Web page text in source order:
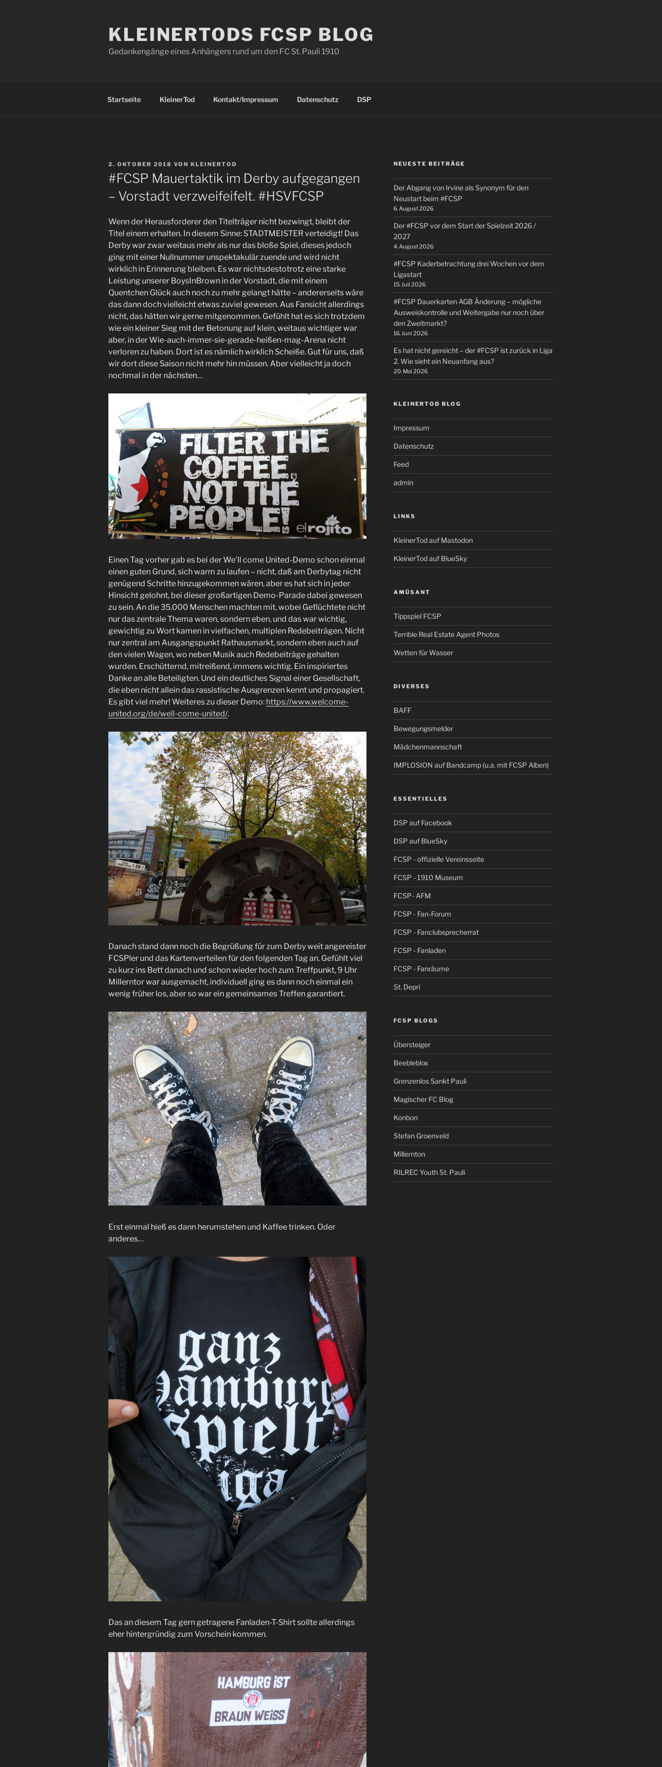
KLEINERTODS FCSP BLOG
Gedankengänge eines Anhängers rund um den FC St. Pauli 1910
Startseite KleinerTod Kontakt/Impressum Datenschutz DSP
VERÖFFENTLICHT
AM
2. OKTOBER 2018 VON KLEINERTOD
#FCSP Mauertaktik im Derby aufgegangen
– Vorstadt verzweifeifelt. #HSVFCSP
Wenn der Herausforderer den Titelträger nicht bezwingt, bleibt der
Titel einem erhalten. In diesem Sinne: STADTMEISTER verteidigt! Das
Derby war zwar weitaus mehr als nur das bloße Spiel, dieses jedoch
ging mit einer Nullnummer unspektakulär zuende und wird nicht
wirklich in Erinnerung bleiben. Es war nichtsdestotrotz eine starke
Leistung unserer BoysInBrown in der Vorstadt, die mit einem
Quentchen Glück auch noch zu mehr gelangt hätte – andererseits wäre
das dann doch vielleicht etwas zuviel gewesen. Aus Fansicht allerdings
nicht, das hätten wir gerne mitgenommen. Gefühlt hat es sich trotzdem
wie ein kleiner Sieg mit der Betonung auf klein, weitaus wichtiger war
aber, in der Wie-auch-immer-sie-gerade-heißen-mag-Arena nicht
verloren zu haben. Dort ist es nämlich wirklich Scheiße. Gut für uns, daß
wir dort diese Saison nicht mehr hin müssen. Aber vielleicht ja doch
nochmal in der nächsten…
Einen Tag vorher gab es bei der We’ll come United-Demo schon einmal
einen guten Grund, sich warm zu laufen – nicht, daß am Derbytag nicht
genügend Schritte hinzugekommen wären, aber es hat sich in jeder
Hinsicht gelohnt, bei dieser großartigen Demo-Parade dabei gewesen
zu sein. An die 35.000 Menschen machten mit, wobei Geflüchtete nicht
nur das zentrale Thema waren, sondern eben, und das war wichtig,
gewichtig zu Wort kamen in vielfachen, multiplen Redebeiträgen. Nicht
nur zentral am Ausgangspunkt Rathausmarkt, sondern eben auch auf
den vielen Wagen, wo neben Musik auch Redebeiträge gehalten
wurden. Erschütternd, mitreißend, immens wichtig. Ein inspiriertes
Danke an alle Beteiligten. Und ein deutliches Signal einer Gesellschaft,
die eben nicht allein das rassistische Ausgrenzen kennt und propagiert.
Es gibt viel mehr! Weiteres zu dieser Demo: https://www.welcome-
united.org/de/well-come-united/.
Danach stand dann noch die Begrüßung für zum Derby weit angereister
FCSPler und das Kartenverteilen für den folgenden Tag an. Gefühlt viel
zu kurz ins Bett danach und schon wieder hoch zum Treffpunkt, 9 Uhr
Millerntor war ausgemacht, individuell ging es dann noch einmal ein
wenig früher los, aber so war ein gemeinsames Treffen garantiert.
Erst einmal hieß es dann herumstehen und Kaffee trinken. Oder
anderes…
Das an diesem Tag gern getragene Fanladen-T-Shirt sollte allerdings
eher hintergründig zum Vorschein kommen.
NEUESTE BEITRÄGE
Der Abgang von Irvine als Synonym für den
Neustart beim #FCSP
6. August 2026
Der #FCSP vor dem Start der Spielzeit 2026 /
2027
4. August 2026
#FCSP Kaderbetrachtung drei Wochen vor dem
Ligastart
15. Juli 2026
#FCSP Dauerkarten AGB Änderung – mögliche
Ausweiskontrolle und Weitergabe nur noch über
den Zweitmarkt?
16. Juni 2026
Es hat nicht gereicht – der #FCSP ist zurück in Liga
2. Wie sieht ein Neuanfang aus?
20. Mai 2026
KLEINERTOD BLOG
Impressum
Datenschutz
Feed
admin
LINKS
KleinerTod auf Mastodon
KleinerTod auf BlueSky
AMÜSANT
Tippspiel FCSP
Terrible Real Estate Agent Photos
Wetten für Wasser
DIVERSES
BAFF
Bewegungsmelder
Mädchenmannschaft
IMPLOSION auf Bandcamp (u.a. mit FCSP Alben)
ESSENTIELLES
DSP auf Facebook
DSP auf BlueSky
FCSP - offizielle Vereinsseite
FCSP - 1910 Museum
FCSP- AFM
FCSP - Fan-Forum
FCSP - Fanclubsprecherrat
FCSP - Fanladen
FCSP - Fanräume
St. Depri
FCSP BLOGS
Übersteiger
Beebleblox
Grenzenlos Sankt Pauli
Magischer FC Blog
Konbon
Stefan Groenveld
Millernton
RILREC Youth St. Pauli